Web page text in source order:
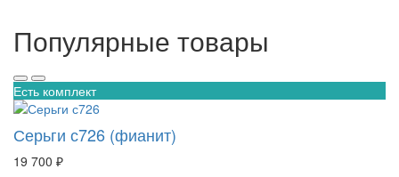
Популярные товары
Есть комплект
Серьги с726 (фианит)
19 700 ₽